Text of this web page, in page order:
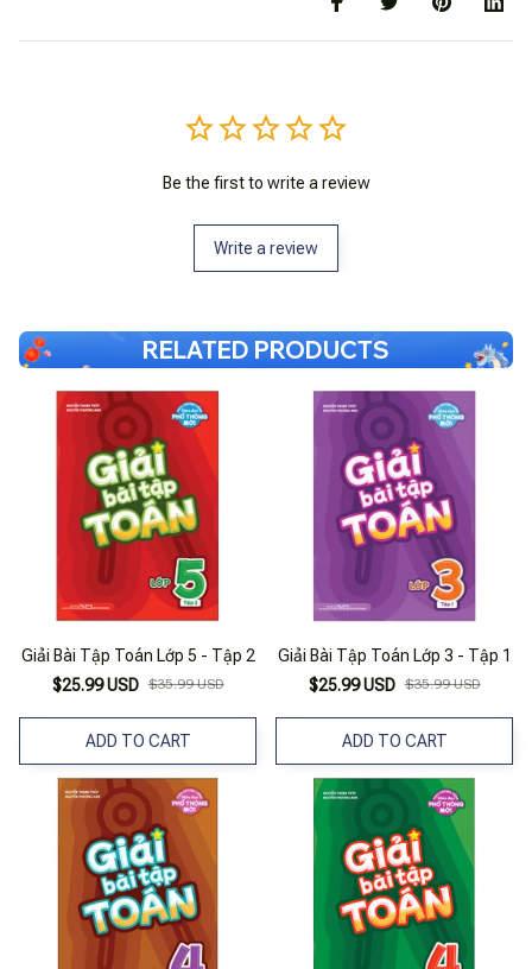
Be the first to write a review
Write a review
RELATED PRODUCTS
Giải Bài Tập Toán Lớp 5 - Tập 2
$25.99 USD $35.99 USD
ADD TO CART
Giải Bài Tập Toán Lớp 3 - Tập 1
$25.99 USD $35.99 USD
ADD TO CART